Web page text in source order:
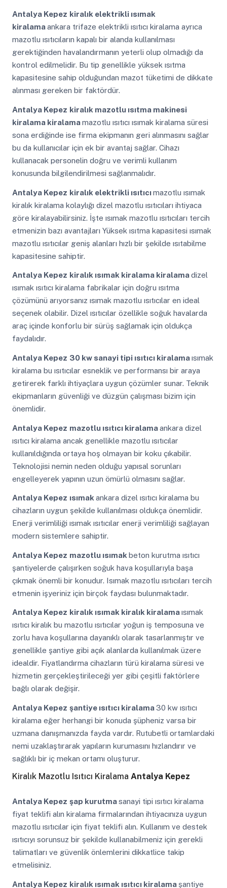
Antalya Kepez kiralık elektrikli ısımak
kiralamaankara trifaze elektrikli ısıtıcı kiralama ayrıca
mazotlu ısıtıcıların kapalı bir alanda kullanılması
gerektiğinden havalandırmanın yeterli olup olmadığı da
kontrol edilmelidir. Bu tip genellikle yüksek ısıtma
kapasitesine sahip olduğundan mazot tüketimi de dikkate
alınması gereken bir faktördür.
Antalya Kepez kiralık mazotlu ısıtma makinesi
kiralama kiralamamazotlu ısıtıcı ısımak kiralama süresi
sona erdiğinde ise firma ekipmanın geri alınmasını sağlar
bu da kullanıcılar için ek bir avantaj sağlar. Cihazı
kullanacak personelin doğru ve verimli kullanım
konusunda bilgilendirilmesi sağlanmalıdır.
Antalya Kepez kiralık elektrikli ısıtıcımazotlu ısımak
kiralık kiralama kolaylığı dizel mazotlu ısıtıcıları ihtiyaca
göre kiralayabilirsiniz. İşte ısımak mazotlu ısıtıcıları tercih
etmenizin bazı avantajları Yüksek ısıtma kapasitesi ısımak
mazotlu ısıtıcılar geniş alanları hızlı bir şekilde ısıtabilme
kapasitesine sahiptir.
Antalya Kepez kiralık ısımak kiralama kiralamadizel
ısımak ısıtıcı kiralama fabrikalar için doğru ısıtma
çözümünü arıyorsanız ısımak mazotlu ısıtıcılar en ideal
seçenek olabilir. Dizel ısıtıcılar özellikle soğuk havalarda
araç içinde konforlu bir sürüş sağlamak için oldukça
faydalıdır.
Antalya Kepez 30 kw sanayi tipi ısıtıcı kiralamaısımak
kiralama bu ısıtıcılar esneklik ve performansı bir araya
getirerek farklı ihtiyaçlara uygun çözümler sunar. Teknik
ekipmanların güvenliği ve düzgün çalışması bizim için
önemlidir.
Antalya Kepez mazotlu ısıtıcı kiralamaankara dizel
ısıtıcı kiralama ancak genellikle mazotlu ısıtıcılar
kullanıldığında ortaya hoş olmayan bir koku çıkabilir.
Teknolojisi nemin neden olduğu yapısal sorunları
engelleyerek yapının uzun ömürlü olmasını sağlar.
Antalya Kepez ısımak ankara dizel ısıtıcı kiralama bu
cihazların uygun şekilde kullanılması oldukça önemlidir.
Enerji verimliliği ısımak ısıtıcılar enerji verimliliği sağlayan
modern sistemlere sahiptir.
Antalya Kepez mazotlu ısımak beton kurutma ısıtıcı
şantiyelerde çalışırken soğuk hava koşullarıyla başa
çıkmak önemli bir konudur. Isımak mazotlu ısıtıcıları tercih
etmenin işyeriniz için birçok faydası bulunmaktadır.
Antalya Kepez kiralık ısımak kiralık kiralamaısımak
ısıtıcı kiralık bu mazotlu ısıtıcılar yoğun iş temposuna ve
zorlu hava koşullarına dayanıklı olarak tasarlanmıştır ve
genellikle şantiye gibi açık alanlarda kullanılmak üzere
idealdir. Fiyatlandırma cihazların türü kiralama süresi ve
hizmetin gerçekleştirileceği yer gibi çeşitli faktörlere
bağlı olarak değişir.
Antalya Kepez şantiye ısıtıcı kiralama30 kw ısıtıcı
kiralama eğer herhangi bir konuda şüpheniz varsa bir
uzmana danışmanızda fayda vardır. Rutubetli ortamlardaki
nemi uzaklaştırarak yapıların kurumasını hızlandırır ve
sağlıklı bir iç mekan ortamı oluşturur.
Kiralık Mazotlu Isıtıcı Kiralama Antalya Kepez
Antalya Kepez şap kurutmasanayi tipi ısıtıcı kiralama
fiyat teklifi alın kiralama firmalarından ihtiyacınıza uygun
mazotlu ısıtıcılar için fiyat teklifi alın. Kullanım ve destek
ısıtıcıyı sorunsuz bir şekilde kullanabilmeniz için gerekli
talimatları ve güvenlik önlemlerini dikkatlice takip
etmelisiniz.
Antalya Kepez kiralık ısımak ısıtıcı kiralama şantiye